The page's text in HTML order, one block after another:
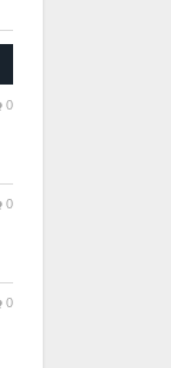
0
0
0